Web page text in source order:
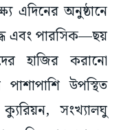
এদিনের অনুষ্ঠানে
এবং পারসিক—ছয়
হাজির করানো
উপস্থিত
ক্যুরিয়ন, সংখ্যালঘু